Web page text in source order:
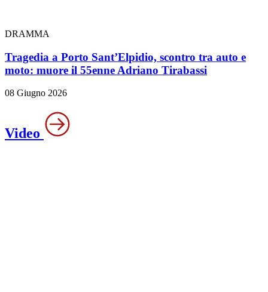
DRAMMA
Tragedia a Porto Sant’Elpidio, scontro tra auto e
moto: muore il 55enne Adriano Tirabassi
08 Giugno 2026
Video